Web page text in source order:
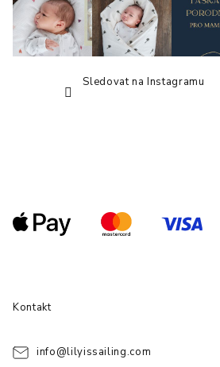
Sledovat na Instagramu
Kontakt
info@lilyissailing.com